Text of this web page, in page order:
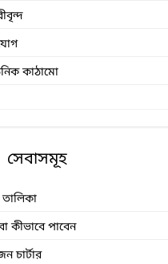
কাঠামো
সেবাসমূহ
কীভাবে পাবেন
চার্টার